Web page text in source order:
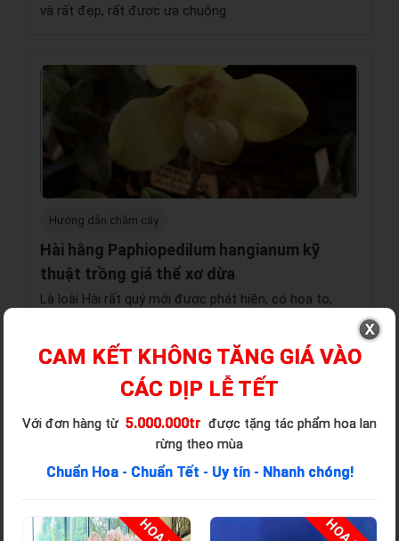
và rất đẹp, rất được ưa chuộng
Hướng dẫn chăm cây
Hài hằng Paphiopedilum hangianum kỹ
thuật trồng giá thể xơ dừa
Là loài Hài rất quý mới được phát hiện, có hoa to,
CAM KẾT KHÔNG TĂNG GIÁ VÀO
CÁC DỊP LỄ TẾT
Với đơn hàng từ 5.000.000tr được tặng tác phẩm hoa lan
rừng theo mùa
Chuẩn Hoa - Chuẩn Tết - Uy tín - Nhanh chóng!